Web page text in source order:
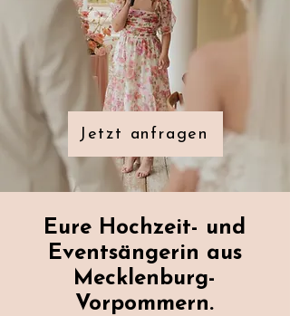
Jetzt anfragen
Eure Hochzeit- und
Eventsängerin aus
Mecklenburg-
Vorpommern.